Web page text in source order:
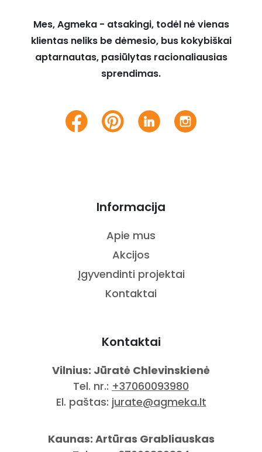
Mes, Agmeka - atsakingi, todėl nė vienas
klientas neliks be dėmesio, bus kokybiškai
aptarnautas, pasiūlytas racionaliausias
sprendimas.
Informacija
Apie mus
Akcijos
Įgyvendinti projektai
Kontaktai
Kontaktai
Vilnius: Jūratė Chlevinskienė
Tel. nr.: +37060093980
El. paštas: jurate@agmeka.lt
Kaunas: Artūras Grabliauskas